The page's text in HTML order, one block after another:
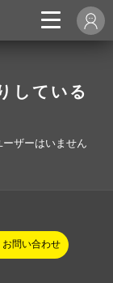
している
ザーはいません
お問い合わせ